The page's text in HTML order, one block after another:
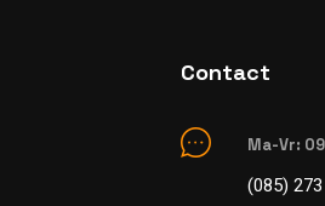
Contact
Ma-Vr:
(085)